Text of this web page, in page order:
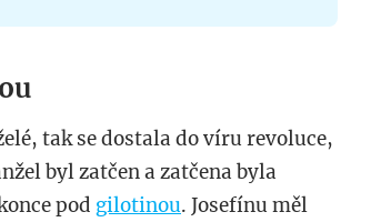
tak se dostala do víru revoluce,
byl zatčen a zatčena byla
pod gilotinou. Josefínu měl